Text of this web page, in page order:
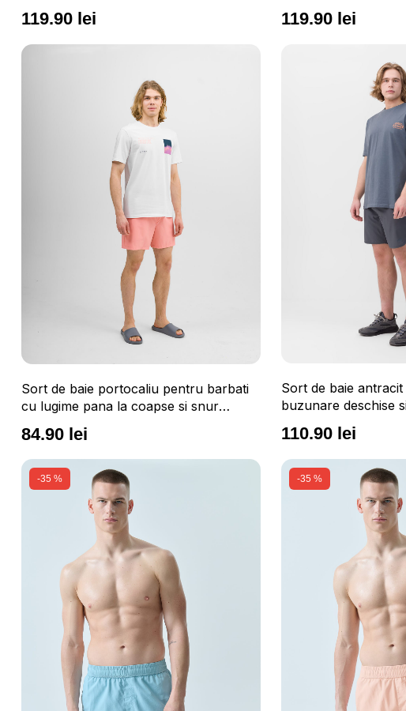
119.90 lei 119.90 lei
Sort de baie portocaliu pentru barbati
cu lugime pana la coapse si snur
84.90 lei
Sort de baie
buzunare deschise
110.90 lei
-35 % -35 %